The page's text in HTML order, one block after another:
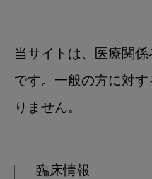
当サイトは、医療関
です。一般の方に対
りません。
臨床情報